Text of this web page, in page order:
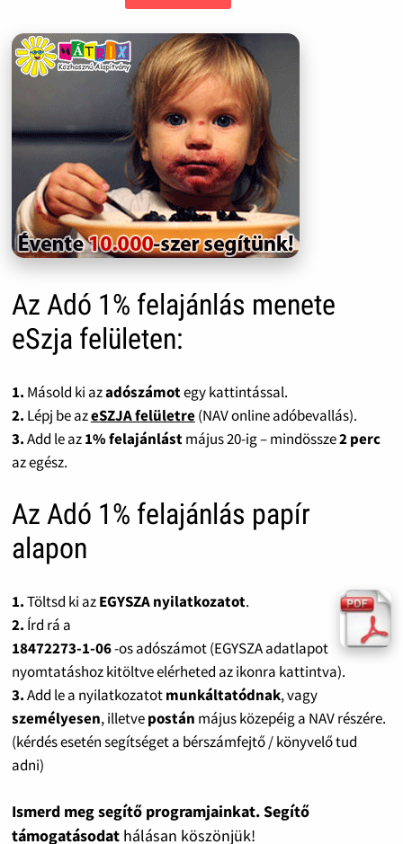
Az Adó 1% felajánlás menete
eSzja felületen:
1. Másold ki azadószámotegy kattintással.
2. Lépj be azeSZJA felületre(NAV online adóbevallás).
3.Add le az1% felajánlástmájus 20-ig – mindössze2 perc
az egész.
Az Adó 1% felajánlás papír
alapon
1.Töltsd ki azEGYSZA nyilatkozatot.
2. Írd rá a
18472273-1-06-os adószámot (EGYSZA adatlapot
nyomtatáshoz kitöltve elérheted az ikonra kattintva).
3.Add le a nyilatkozatotmunkáltatódnak, vagy
személyesen, illetvepostán május közepéig a NAV részére.
(kérdés esetén segítséget a bérszámfejtő / könyvelő tud
adni)
Ismerd meg segítő programjainkat. Segítő
támogatásodat hálásan köszönjük!